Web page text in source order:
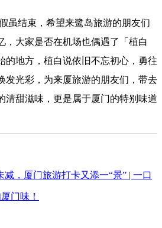
结束，希望来鹭岛旅游的朋友们
，大家是否在机场也偶遇了「植白
的地方，植白说依旧不忘初心，勇往
发光彩，为来厦旅游的朋友们，带去
清甜滋味，更是属于厦门的特别味道
减，厦门旅游打卡又添一“景” | 一口
门味！